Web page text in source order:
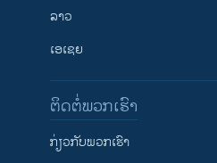
ລາວ
ເອເຊຍ
ຕິດຕໍ່ພວກເຮົາ
ກ່ຽວກັບພວກເຮົາ